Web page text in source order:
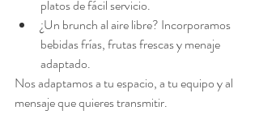
platos de fácil servicio.
¿Un brunch al aire libre? Incorporamos
bebidas frías, frutas frescas y menaje
adaptado.
Nos adaptamos a tu espacio, a tu equipo y al
mensaje que quieres transmitir.